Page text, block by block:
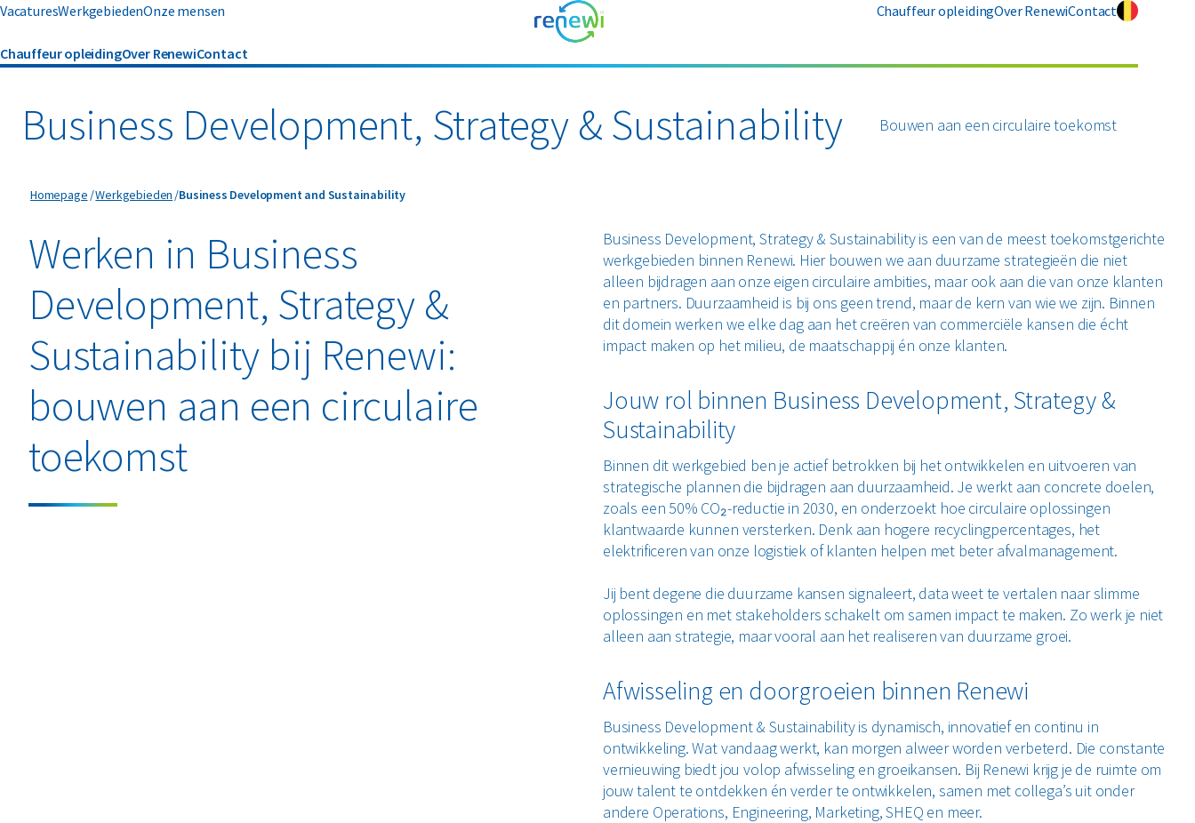
VacaturesWerkgebiedenOnze mensen Chauffeur opleidingOver RenewiContact
Chauffeur opleidingOver RenewiContact
Business Development, Strategy & Sustainability Bouwen aan een circulaire toekomst
Homepage Werkgebieden Business Development and Sustainability
Business Development and Sustainability
Werken in Business
Development, Strategy &
Sustainability bij Renewi:
bouwen aan een circulaire
toekomst
Business Development, Strategy & Sustainability is een van de meest toekomstgerichte
werkgebieden binnen Renewi. Hier bouwen we aan duurzame strategieën die niet
alleen bijdragen aan onze eigen circulaire ambities, maar ook aan die van onze klanten
en partners. Duurzaamheid is bij ons geen trend, maar de kern van wie we zijn. Binnen
dit domein werken we elke dag aan het creëren van commerciële kansen die écht
impact maken op het milieu, de maatschappij én onze klanten.
Jouw rol binnen Business Development, Strategy &
Sustainability
Binnen dit werkgebied ben je actief betrokken bij het ontwikkelen en uitvoeren van
strategische plannen die bijdragen aan duurzaamheid. Je werkt aan concrete doelen,
zoals een 50% CO₂-reductie in 2030, en onderzoekt hoe circulaire oplossingen
klantwaarde kunnen versterken. Denk aan hogere recyclingpercentages, het
elektrificeren van onze logistiek of klanten helpen met beter afvalmanagement.
Jij bent degene die duurzame kansen signaleert, data weet te vertalen naar slimme
oplossingen en met stakeholders schakelt om samen impact te maken. Zo werk je niet
alleen aan strategie, maar vooral aan het realiseren van duurzame groei.
Afwisseling en doorgroeien binnen Renewi
Business Development & Sustainability is dynamisch, innovatief en continu in
ontwikkeling. Wat vandaag werkt, kan morgen alweer worden verbeterd. Die constante
vernieuwing biedt jou volop afwisseling en groeikansen. Bij Renewi krijg je de ruimte om
jouw talent te ontdekken én verder te ontwikkelen, samen met collega’s uit onder
andere Operations, Engineering, Marketing, SHEQ en meer.